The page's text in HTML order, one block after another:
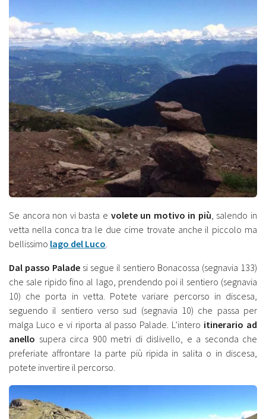
Se ancora non vi basta e volete un motivo in più , salendo in
vetta nella conca tra le due cime trovate anche il piccolo ma
bellissimo lago del Luco
Dal passo Palade si segue il sentiero Bonacossa (segnavia 133)
che sale ripido fino al lago, prendendo poi il sentiero (segnavia
10) che porta in vetta. Potete variare percorso in discesa,
seguendo il sentiero verso sud (segnavia 10) che passa per
malga Luco e vi riporta al passo Palade. L’intero itinerario ad
anello supera circa 900 metri di dislivello, e a seconda che
preferiate affrontare la parte più ripida in salita o in discesa,
potete invertire il percorso.